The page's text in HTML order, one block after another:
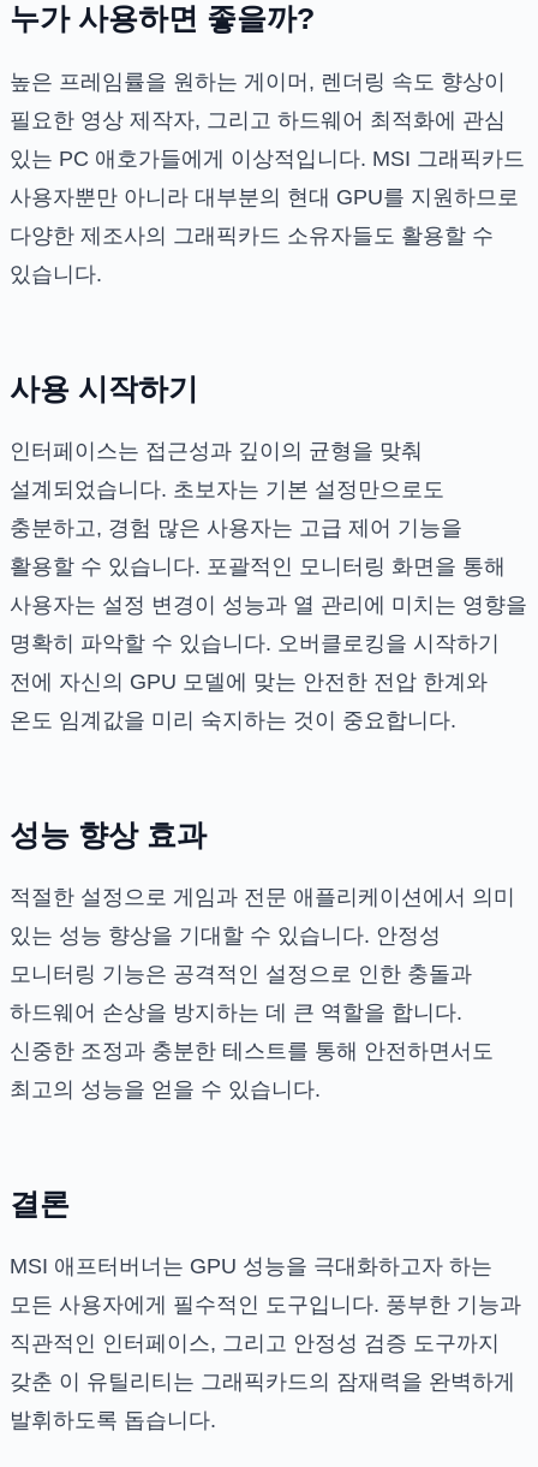
누가 사용하면 좋을까?
높은 프레임률을 원하는 게이머, 렌더링 속도 향상이
필요한 영상 제작자, 그리고 하드웨어 최적화에 관심
있는 PC 애호가들에게 이상적입니다. MSI 그래픽카드
사용자뿐만 아니라 대부분의 현대 GPU를 지원하므로
다양한 제조사의 그래픽카드 소유자들도 활용할 수
있습니다.
사용 시작하기
인터페이스는 접근성과 깊이의 균형을 맞춰
설계되었습니다. 초보자는 기본 설정만으로도
충분하고, 경험 많은 사용자는 고급 제어 기능을
활용할 수 있습니다. 포괄적인 모니터링 화면을 통해
사용자는 설정 변경이 성능과 열 관리에 미치는 영향을
명확히 파악할 수 있습니다. 오버클로킹을 시작하기
전에 자신의 GPU 모델에 맞는 안전한 전압 한계와
온도 임계값을 미리 숙지하는 것이 중요합니다.
성능 향상 효과
적절한 설정으로 게임과 전문 애플리케이션에서 의미
있는 성능 향상을 기대할 수 있습니다. 안정성
모니터링 기능은 공격적인 설정으로 인한 충돌과
하드웨어 손상을 방지하는 데 큰 역할을 합니다.
신중한 조정과 충분한 테스트를 통해 안전하면서도
최고의 성능을 얻을 수 있습니다.
결론
MSI 애프터버너는 GPU 성능을 극대화하고자 하는
모든 사용자에게 필수적인 도구입니다. 풍부한 기능과
직관적인 인터페이스, 그리고 안정성 검증 도구까지
갖춘 이 유틸리티는 그래픽카드의 잠재력을 완벽하게
발휘하도록 돕습니다.